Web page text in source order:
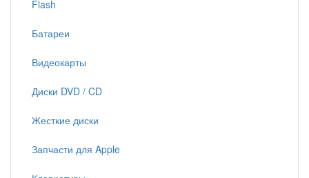
Flash
Батареи
Видеокарты
Диски DVD / CD
Жесткие диски
Запчасти для Apple